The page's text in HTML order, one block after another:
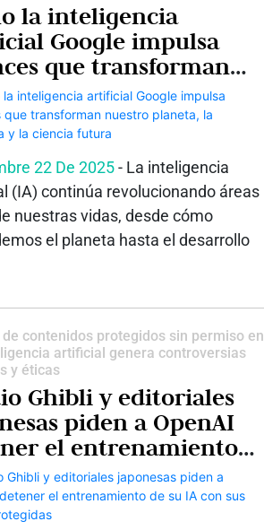
la inteligencia
Google impulsa
que transforman
planeta, la
y la ciencia futura
22 De 2025- La inteligencia
(IA) continúa revolucionando áreas
nuestras vidas, desde cómo
el planeta hasta el desarrollo
de contenidos protegidos sin permiso en
artificial genera controversias
y éticas
Ghibli y editoriales
piden a OpenAI
el entrenamiento
IA con sus obras